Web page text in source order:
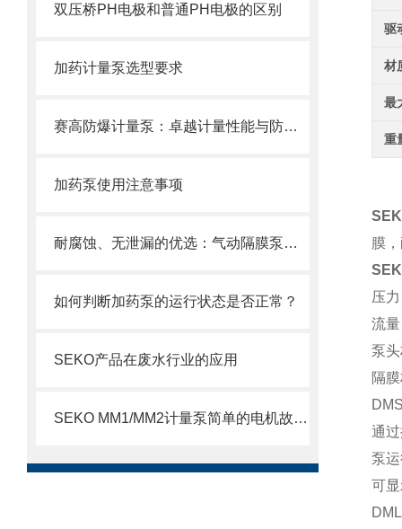
双压桥PH电极和普通PH电极的区别
加药计量泵选型要求
赛高防爆计量泵：卓越计量性能与防爆设计的结合
加药泵使用注意事项
耐腐蚀、无泄漏的优选：气动隔膜泵在化工领域的稳定传输解决方案
如何判断加药泵的运行状态是否正常？
SEKO产品在废水行业的应用
SEKO MM1/MM2计量泵简单的电机故障排除方法
驱
材
最
重
膜
压
流
泵
隔
通
泵
可